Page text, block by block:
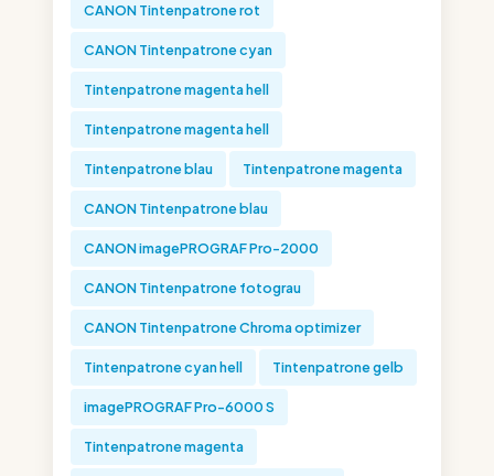
CANON Tintenpatrone rot
CANON Tintenpatrone cyan
Tintenpatrone magenta hell
Tintenpatrone magenta hell
Tintenpatrone blau Tintenpatrone magenta
CANON Tintenpatrone blau
CANON imagePROGRAF Pro-2000
CANON Tintenpatrone fotograu
CANON Tintenpatrone Chroma optimizer
Tintenpatrone cyan hell Tintenpatrone gelb
imagePROGRAF Pro-6000 S
Tintenpatrone magenta